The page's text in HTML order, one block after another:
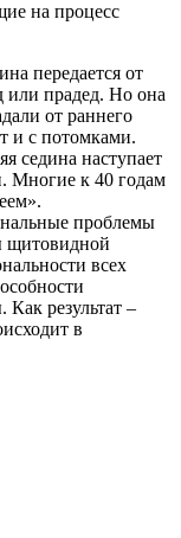
на процесс
передается от
или прадед. Но она
от раннего
и с потомками.
седина наступает
Многие к 40 годам
проблемы
щитовидной
всех
результат –
в